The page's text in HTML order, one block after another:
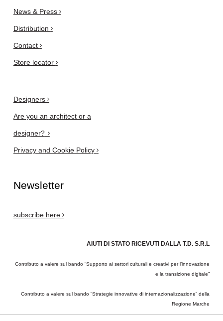
News & Press
Distribution
Contact
Store locator
Designers
Are you an architect or a
designer?
Privacy and Cookie Policy
Newsletter
subscribe here
AIUTI DI STATO RICEVUTI DALLA T.D. S.R.L
Contributo a valere sul bando “Supporto ai settori culturali e creativi per l’innovazione
e la transizione digitale”
Contributo a valere sul bando “Strategie innovative di internazionalizzazione” della
Regione Marche